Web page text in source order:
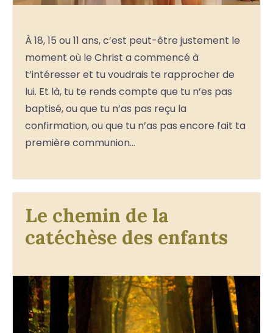
À 18, 15 ou 11 ans, c’est peut-être justement le
moment où le Christ a commencé à
t’intéresser et tu voudrais te rapprocher de
lui. Et là, tu te rends compte que tu n’es pas
baptisé, ou que tu n’as pas reçu la
confirmation, ou que tu n’as pas encore fait ta
première communion…
Le chemin de la
catéchèse des enfants